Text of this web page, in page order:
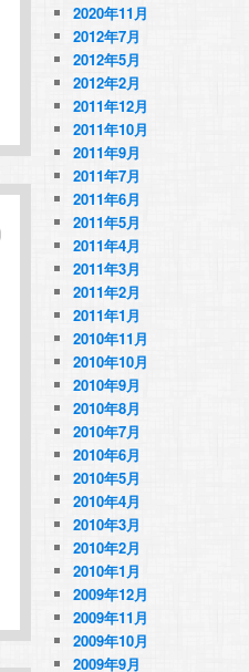
2020年11月
2012年7月
2012年5月
2012年2月
2011年12月
2011年10月
2011年9月
2011年7月
2011年6月
2011年5月
2011年4月
2011年3月
2011年2月
2011年1月
2010年11月
2010年10月
2010年9月
2010年8月
2010年7月
2010年6月
2010年5月
2010年4月
2010年3月
2010年2月
2010年1月
2009年12月
2009年11月
2009年10月
2009年9月